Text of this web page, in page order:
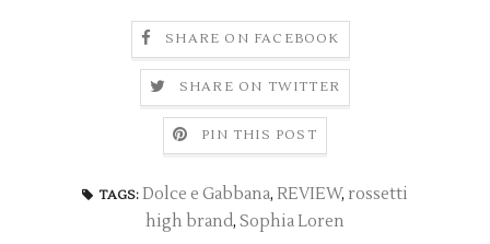
SHARE ON FACEBOOK
SHARE ON TWITTER
PIN THIS POST
TAGS: Dolce e Gabbana, REVIEW, rossetti
high brand, Sophia Loren